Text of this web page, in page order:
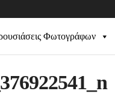
Φωτογράφων